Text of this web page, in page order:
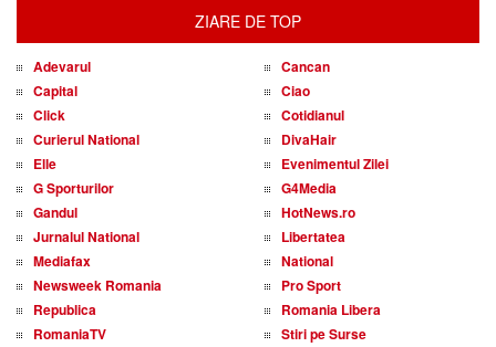
ZIARE DE TOP
Adevarul
Cancan
Capital
Ciao
Click
Cotidianul
Curierul National
DivaHair
Elle
Evenimentul Zilei
G Sporturilor
G4Media
Gandul
HotNews.ro
Jurnalul National
Libertatea
Mediafax
National
Newsweek Romania
Pro Sport
Republica
Romania Libera
RomaniaTV
Stiri pe Surse